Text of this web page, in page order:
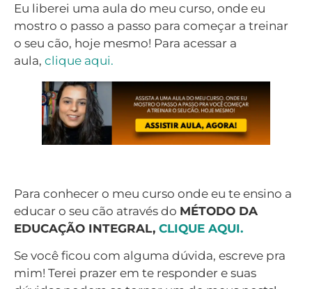
Eu liberei uma aula do meu curso, onde eu
mostro o passo a passo para começar a treinar
o seu cão, hoje mesmo! Para acessar a
aula, clique aqui.
Para conhecer o meu curso onde eu te ensino a
educar o seu cão através do MÉTODO DA
EDUCAÇÃO INTEGRAL, CLIQUE AQUI.
Se você ficou com alguma dúvida, escreve pra
mim! Terei prazer em te responder e suas